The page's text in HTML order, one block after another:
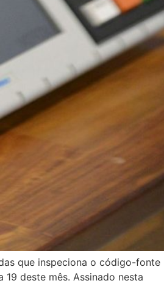
que inspeciona o código-fonte
deste mês. Assinado nesta